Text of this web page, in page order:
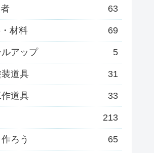
63
材料 69
アップ 5
道具 31
道具 33
213
ろう 65